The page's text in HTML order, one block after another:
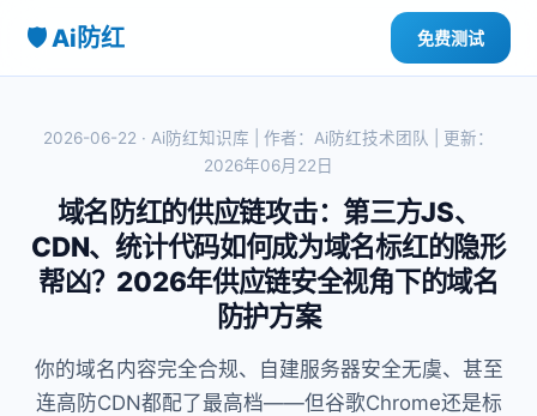
🛡️ Ai防红 免费测试
2026-06-22 · Ai防红知识库 | 作者：Ai防红技术团队 | 更新：
2026年06月22日
域名防红的供应链攻击：第三方JS、
CDN、统计代码如何成为域名标红的隐形
帮凶？2026年供应链安全视角下的域名
防护方案
你的域名内容完全合规、自建服务器安全无虞、甚至
连高防CDN都配了最高档——但谷歌Chrome还是标